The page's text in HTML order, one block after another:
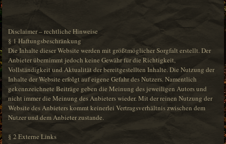
Disclaimer – rechtliche Hinweise
§ 1 Haftungsbeschränkung
Die Inhalte dieser Website werden mit größtmöglicher Sorgfalt erstellt. Der
Anbieter übernimmt jedoch keine Gewähr für die Richtigkeit,
Vollständigkeit und Aktualität der bereitgestellten Inhalte. Die Nutzung der
Inhalte der Website erfolgt auf eigene Gefahr des Nutzers. Namentlich
gekennzeichnete Beiträge geben die Meinung des jeweiligen Autors und
nicht immer die Meinung des Anbieters wieder. Mit der reinen Nutzung der
Website des Anbieters kommt keinerlei Vertragsverhältnis zwischen dem
Nutzer und dem Anbieter zustande.
§ 2 Externe Links